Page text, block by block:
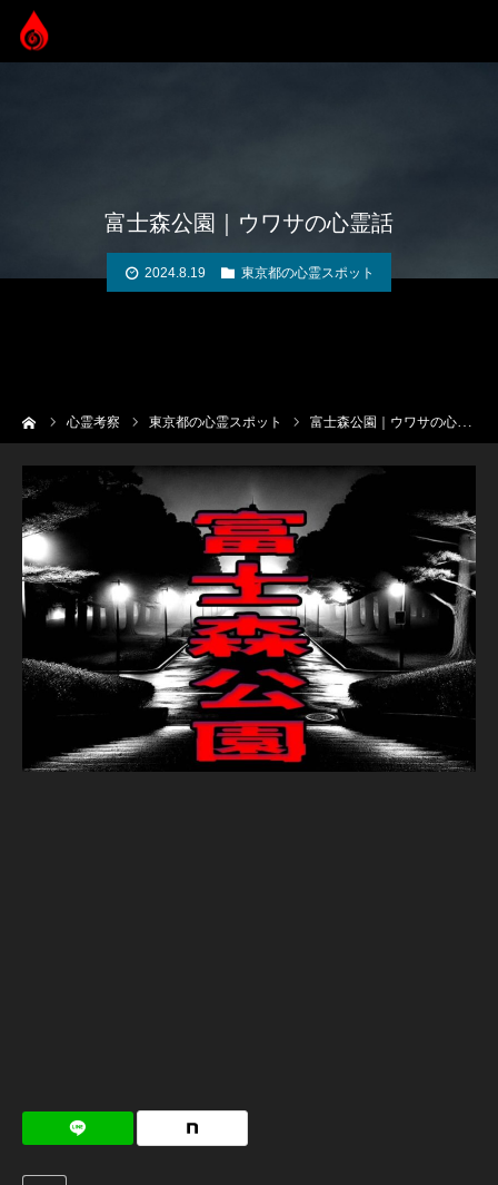
富士森公園｜ウワサの心霊話
2024.8.19 東京都の心霊スポット
心霊考察 東京都の心霊スポット 富士森公園｜ウワサの心霊話